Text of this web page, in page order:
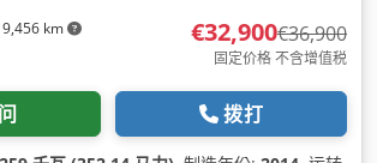
9,456 km €32,900€36,900
固定价格 不含增值税
拨打